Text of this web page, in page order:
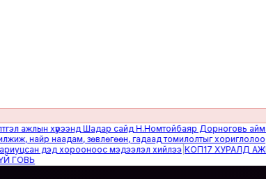
хүрээнд Шадар сайд Н.Номтойбаяр Дорноговь аймагт
наадам, зөвлөгөөн, гадаад томилолтыг хориглолоо|
дэд хорооноос мэдээлэл хийлээ|КОП17 ХУРАЛД